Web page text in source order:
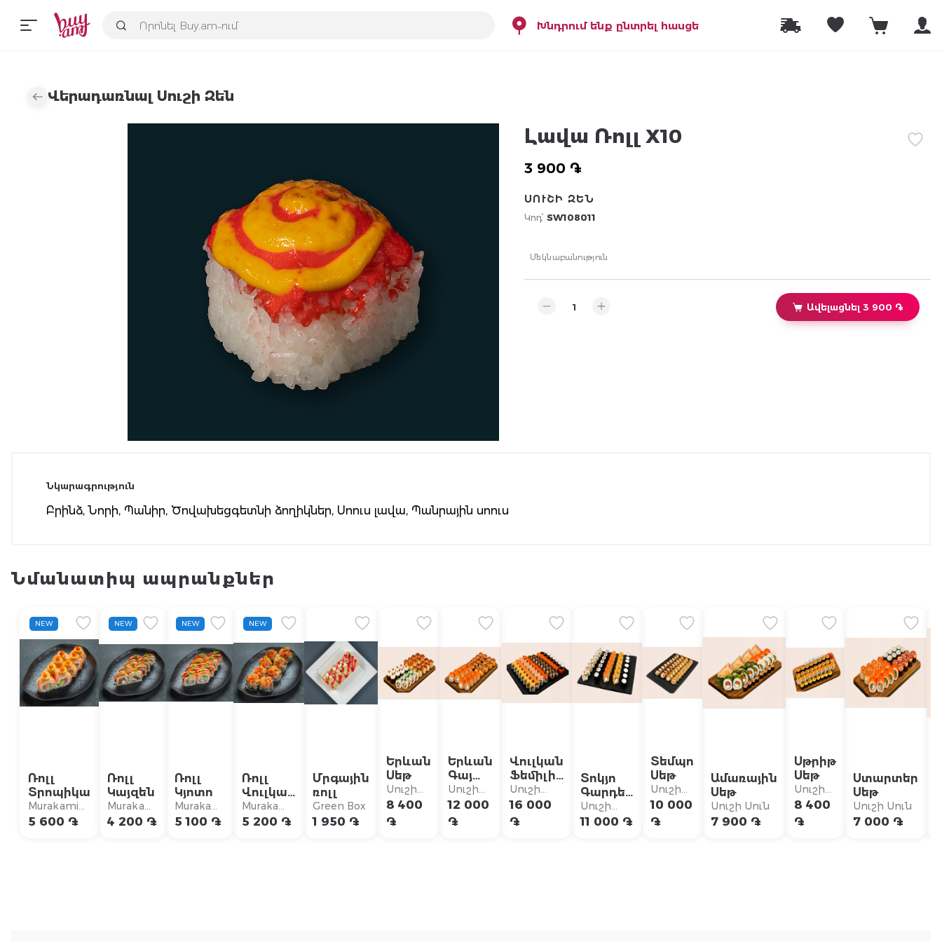
Խնդրում ենք ընտրել հասցե
Վերադառնալ Սուշի Զեն
Լավա Ռոլլ X10
3 900 ֏
ՍՈՒՇԻ ԶԵՆ
Կոդ՝ SW108011
Մեկնաբանություն
Ավելացնել 3 900 ֏
Նկարագրություն
Բրինձ, Նորի, Պանիր, Ծովախեցգետնի ձողիկներ, Սոուս լավա, Պանրային սոուս
Նմանատիպ ապրանքներ
NEW
Ռոլլ
Տրոպիկա
Murakami
City
5 600 ֏
NEW
Ռոլլ
Կայզեն
Murakami
City
4 200 ֏
NEW
Ռոլլ
Կյոտո
Murakami
City
5 100 ֏
NEW
Ռոլլ
Վուլկան
սաղմոն
Murakami
City
5 200 ֏
Մրգային
ռոլլ
Green Box
1 950 ֏
Երևան
Սեթ
Սուշի
Սուն
8 400
֏
Երևան
Գայ
Սեթ
Սուշի
Սուն
12 000
֏
Վուլկան
Ֆեմիլի
Սեթ
Սուշի
Սուն
16 000
֏
Տոկյո
Գարդեն
Սեթ
Սուշի
Սուն
11 000 ֏
Տեմպո
Սեթ
Սուշի
Սուն
10 000
֏
Ամառային
Սեթ
Սուշի Սուն
7 900 ֏
Սթրիթ
Սեթ
Սուշի
Սուն
8 400
֏
Ստարտեր
Սեթ
Սուշի Սուն
7 000 ֏